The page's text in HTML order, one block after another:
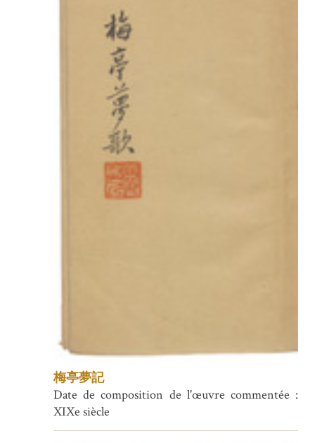
梅亭夢記
Date de composition de l'œuvre commentée :
XIXe siècle